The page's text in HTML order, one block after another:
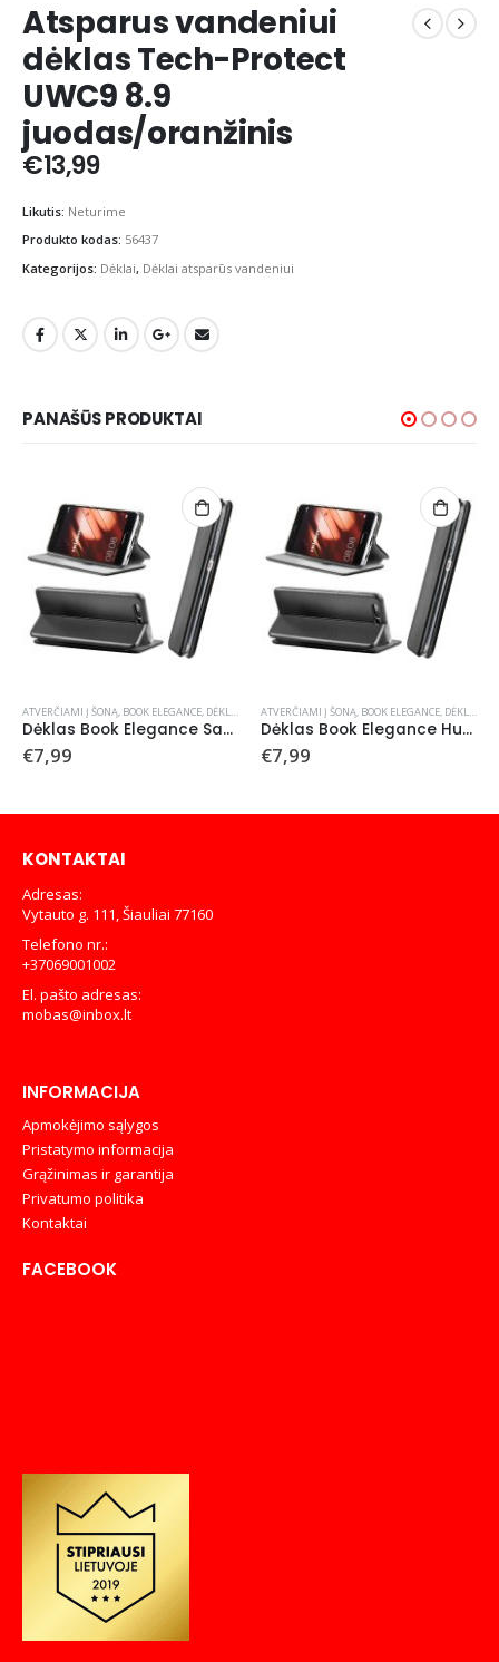
Atsparus vandeniui
dėklas Tech-Protect
UWC9 8.9
juodas/oranžinis
€13,99
Likutis: Neturime
Produkto kodas: 56437
Kategorijos: Dėklai, Dėklai atsparūs vandeniui
PANAŠŪS PRODUKTAI
Į ŠONĄ,BOOK ELEGANCE,DĖKLAI
Dėklas Book Elegance Samsung A515 A51 juodas
ATVERČIAMI Į ŠONĄ,BOOK ELEGANCE,DĖKLAI
Dėklas Book Elegance Huawei P20 juodas
DĖKLAI,
KONTAKTAI
Adresas:
Vytauto g. 111, Šiauliai 77160
Telefono nr.:
+37069001002
El. pašto adresas:
mobas@inbox.lt
INFORMACIJA
Apmokėjimo sąlygos
Pristatymo informacija
Grąžinimas ir garantija
Privatumo politika
Kontaktai
FACEBOOK